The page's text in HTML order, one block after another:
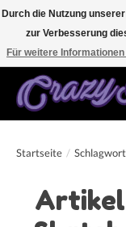
Versandkostenfrei bestellen
meisten Ländern weltweit.
Startseite /
Durch die Nutzung
zur Verbesserung
Für weitere